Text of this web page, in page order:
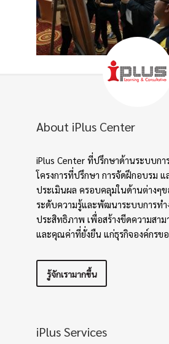
About iPlus Center
iPlus Center ที่ปรึกษาด้านระบบกา
โครงการที่ปรึกษา การจัดฝึกอบรม แ
ประเมินผล ครอบคลุมในด้านต่างๆข
ระดับความรู้และพัฒนาระบบการทำ
ประสิทธิภาพ เพื่อสร้างขีดความสาม
และคุณค่าที่ยั่งยืน แก่ธุรกิจองค์กรข
รู้จักเรามากขึ้น
iPlus Services